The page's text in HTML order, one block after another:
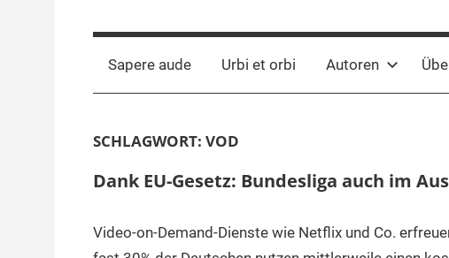
Terminal
Y
Digital
Business
Sapere aude Urbi et orbi Autoren
SCHLAGWORT: VOD
Dank EU-Gesetz: Bundesliga auch im
Video-on-Demand-Dienste wie Netflix und Co.